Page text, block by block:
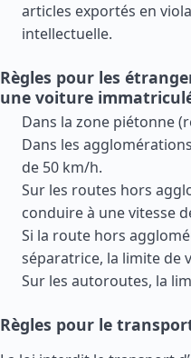
articles exportés en
intellectuelle.
Règles pour les
une voiture
Dans la zone piétonne
Dans les
de 50 km/h.
Sur les routes hors
conduire à une vitesse
Si la route hors
séparatrice, la limite de
Sur les autoroutes, la
Règles pour le